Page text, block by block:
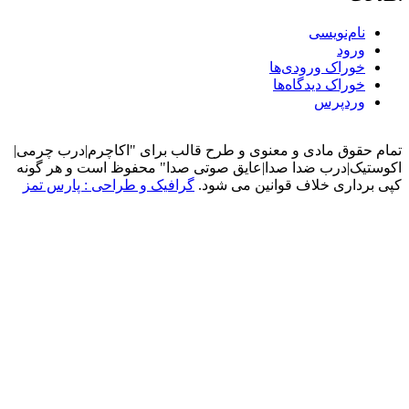
ورودی‌ها
دیدگاه‌ها
مادی و معنوی و طرح قالب برای "اکاچرم|درب چرمی|
ضدا صدا|عایق صوتی صدا" محفوظ است و هر گونه
خلاف قوانین می شود. گرافیک و طراحی : پارس تمز